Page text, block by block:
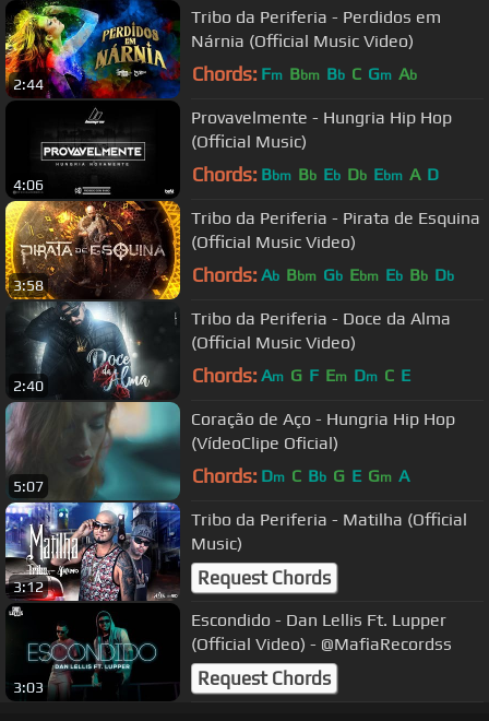
2:44
Tribo da Periferia - Perdidos em
Nárnia (Official Music Video)
Chords: Fm Bbm Bb C Gm Ab
4:06
Provavelmente - Hungria Hip Hop
(Official Music)
Chords: Bbm Bb Eb Db Ebm A D
3:58
Tribo da Periferia - Pirata de Esquina
(Official Music Video)
Chords: Ab Bbm Gb Ebm Eb Bb Db
2:40
Tribo da Periferia - Doce da Alma
(Official Music Video)
Chords: Am G F Em Dm C E
5:07
Coração de Aço - Hungria Hip Hop
(VídeoClipe Oficial)
Chords: Dm C Bb G E Gm A
3:12
Tribo da Periferia - Matilha (Official
Music)
Request Chords
3:03
Escondido - Dan Lellis Ft. Lupper
(Official Video) - @MafiaRecordss
Request Chords